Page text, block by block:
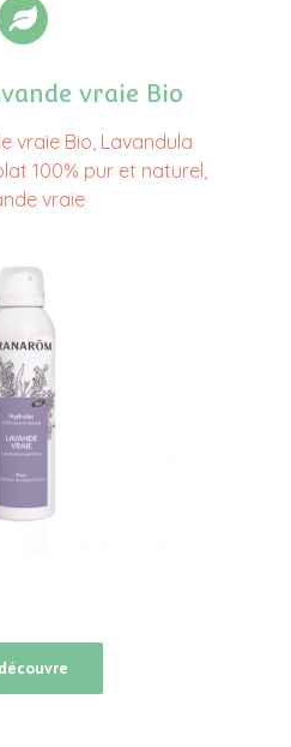
vraie Bio
vraie Bio, Lavandula
100% pur et naturel,
vraie